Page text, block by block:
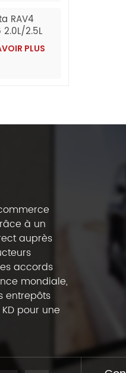
RAV4
2.5L
Essence
PLUS
à un
auprès
accords
mondiale,
entrepôts
pour une